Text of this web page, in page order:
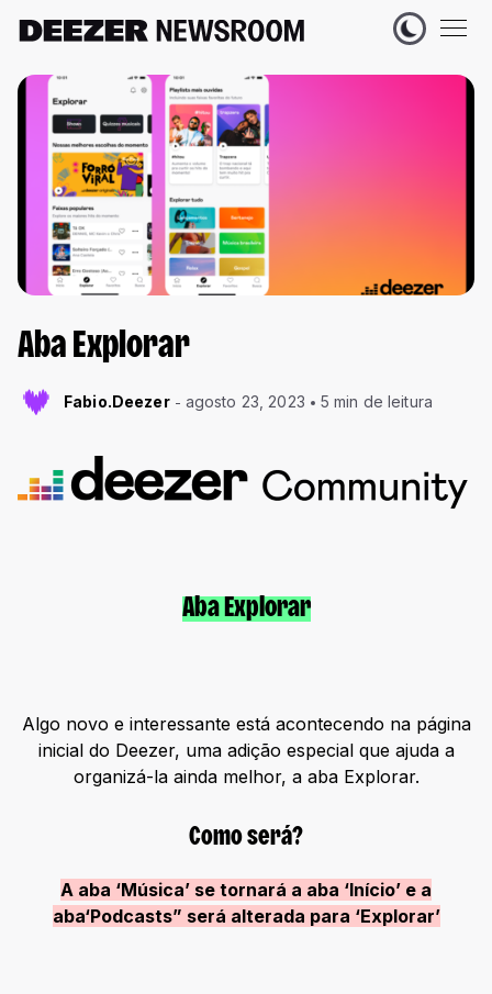
Aba Explorar
Fabio.Deezer agosto 23, 2023 5 min de leitura
Aba Explorar
Algo novo e interessante está acontecendo na página
inicial do Deezer, uma adição especial que ajuda a
organizá-la ainda melhor, a aba Explorar.
Como será?
A aba ‘Música’ se tornará a aba ‘Início’ e a
aba‘Podcasts” será alterada para ‘Explorar’